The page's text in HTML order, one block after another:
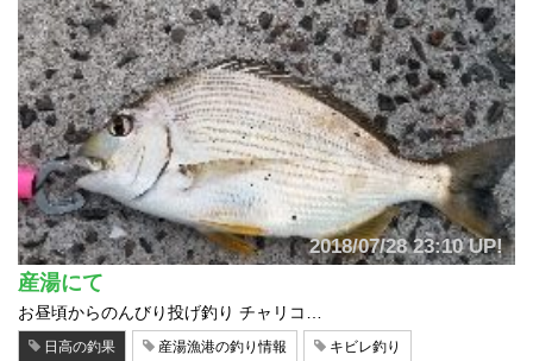
2018/07/28 23:10 UP!
産湯にて
お昼頃からのんびり投げ釣り チャリコ…
日高の釣果 産湯漁港の釣り情報 キビレ釣り